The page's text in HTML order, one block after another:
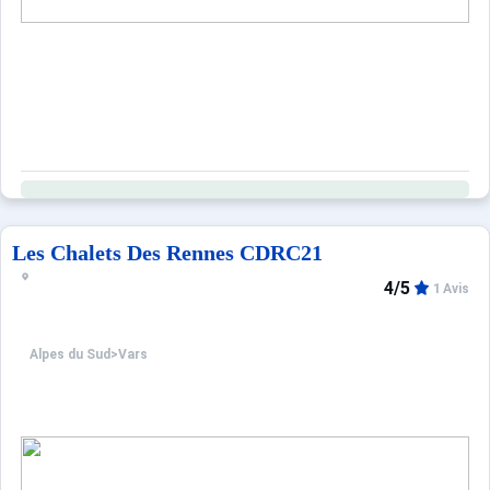
Les Chalets Des Rennes CDRC21
Alpes du Sud >Vars
4/5 1 Avis